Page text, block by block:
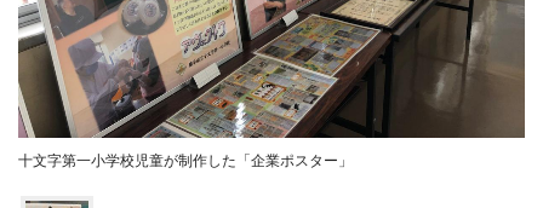
十文字第一小学校児童が制作した「企業ポスター」